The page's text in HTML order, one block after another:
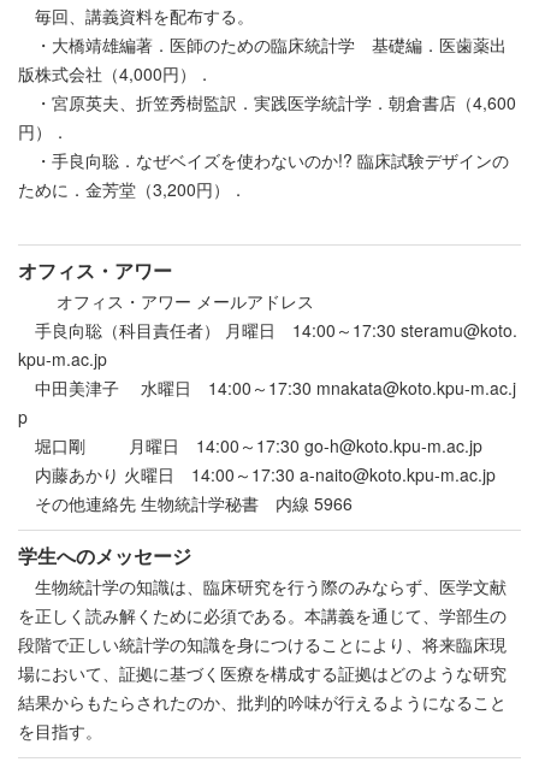
毎回、講義資料を配布する。
・大橋靖雄編著．医師のための臨床統計学 基礎編．医歯薬出
版株式会社（4,000円）．
・宮原英夫、折笠秀樹監訳．実践医学統計学．朝倉書店（4,600
円）．
・手良向聡．なぜベイズを使わないのか!? 臨床試験デザインの
ために．金芳堂（3,200円）．
オフィス・アワー
オフィス・アワー メールアドレス
手良向聡（科目責任者） 月曜日 14:00～17:30 steramu@koto.
kpu-m.ac.jp
中田美津子 水曜日 14:00～17:30 mnakata@koto.kpu-m.ac.j
p
堀口剛 月曜日 14:00～17:30 go-h@koto.kpu-m.ac.jp
内藤あかり 火曜日 14:00～17:30 a-naito@koto.kpu-m.ac.jp
その他連絡先 生物統計学秘書 内線 5966
学生へのメッセージ
生物統計学の知識は、臨床研究を行う際のみならず、医学文献
を正しく読み解くために必須である。本講義を通じて、学部生の
段階で正しい統計学の知識を身につけることにより、将来臨床現
場において、証拠に基づく医療を構成する証拠はどのような研究
結果からもたらされたのか、批判的吟味が行えるようになること
を目指す。